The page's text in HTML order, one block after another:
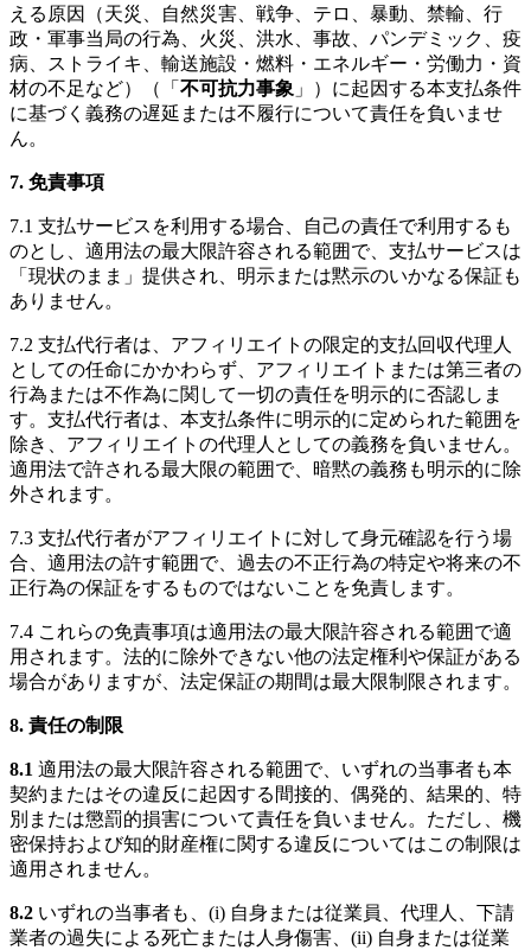
える原因（天災、自然災害、戦争、テロ、暴動、禁輸、行
政・軍事当局の行為、火災、洪水、事故、パンデミック、疫
病、ストライキ、輸送施設・燃料・エネルギー・労働力・資
材の不足など）（「 不可抗力事象 」）に起因する本支払条件
に基づく義務の遅延または不履行について責任を負いませ
ん。
7. 免責事項
7.1 支払サービスを利用する場合、自己の責任で利用するも
のとし、適用法の最大限許容される範囲で、支払サービスは
「現状のまま」提供され、明示または黙示のいかなる保証も
ありません。
7.2 支払代行者は、アフィリエイトの限定的支払回収代理人
としての任命にかかわらず、アフィリエイトまたは第三者の
行為または不作為に関して一切の責任を明示的に否認しま
す。支払代行者は、本支払条件に明示的に定められた範囲を
除き、アフィリエイトの代理人としての義務を負いません。
適用法で許される最大限の範囲で、暗黙の義務も明示的に除
外されます。
7.3 支払代行者がアフィリエイトに対して身元確認を行う場
合、適用法の許す範囲で、過去の不正行為の特定や将来の不
正行為の保証をするものではないことを免責します。
7.4 これらの免責事項は適用法の最大限許容される範囲で適
用されます。法的に除外できない他の法定権利や保証がある
場合がありますが、法定保証の期間は最大限制限されます。
8. 責任の制限
8.1 適用法の最大限許容される範囲で、いずれの当事者も本
契約またはその違反に起因する間接的、偶発的、結果的、特
別または懲罰的損害について責任を負いません。ただし、機
密保持および知的財産権に関する違反についてはこの制限は
適用されません。
8.2 いずれの当事者も、(i) 自身または従業員、代理人、下請
業者の過失による死亡または人身傷害、(ii) 自身または従業